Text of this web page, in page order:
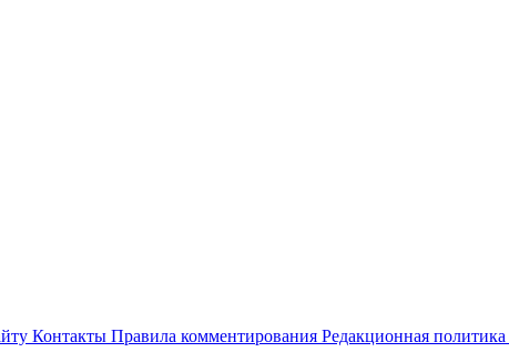
Контакты Правила комментирования Редакционная политика